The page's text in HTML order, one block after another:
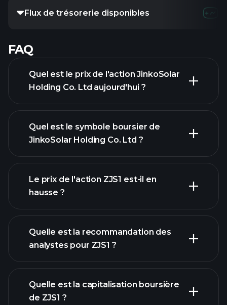
Flux de trésorerie disponibles
FAQ
Quel est le prix de l'action JinkoSolar
Holding Co. Ltd aujourd'hui ?
graphique avancé
Quel est le symbole boursier de
JinkoSolar Holding Co. Ltd ?
Le prix de l'action ZJS1 est-il en
hausse ?
graphique de ZJS1
Quelle est la recommandation des
analystes pour ZJS1 ?
Quelle est la capitalisation boursière
de ZJS1 ?